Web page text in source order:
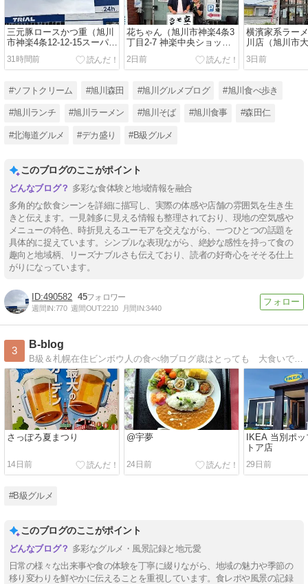
三元豚ロースかつ重（旭川
市神楽4条12-12-15スーパー
センタートライアル神楽
店）
31時間前
花ちゃん（旭川市神楽4条3
丁目2-7 神楽中央ショッピ
ングプラザ 1F）
2日前
横濱家系ラー
川店（旭川市
489-113）
3日前
#ソフトクリーム #旭川森田 #旭川グルメブログ #旭川食べ歩き
#旭川ランチ #旭川ラーメン #旭川そば #旭川食事 #森田仁
#北海道グルメ #デカ盛り #B級グルメ
このブログのここがポイント
多彩な食体験と地域情報を融合
多角的な飲食シーンを詳細に描写し、実際の体感や店舗の雰囲気を生き生
きと伝えます。一見雑多に見える情報も整理されており、現地の空気感や
メニューの特色、時折見えるユーモアを交えながら、一つひとつの話題を
具体的に捉えています。シンプルな表現ながら、絶妙な感性を持って食の
趣向と地域柄、リーズナブルさも伝えており、読者の好奇心をそそる仕上
がりになっています。
490582 45
週間IN:770 週間OUT:2210 月間IN:3440
3
B-blog
B級＆札幌在住ビンボウ人の食べ物ブログ歳はとっても 大食いです よろしくお願いしまス
さっぽろ夏まつり
14日前
@宇夢
24日前
IKEA 当別ポ
トア店
29日前
#B級グルメ
このブログのここがポイント
多彩なグルメ・風景記録と地元愛
日常の様々な出来事や食の体験を丁寧に綴りながら、地域の魅力や季節の
移り変わりを鮮やかに伝えることを重視しています。食レポや風景の記録